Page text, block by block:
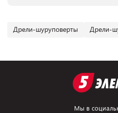
Дрели-шуруповерты Дрели-
Мы в